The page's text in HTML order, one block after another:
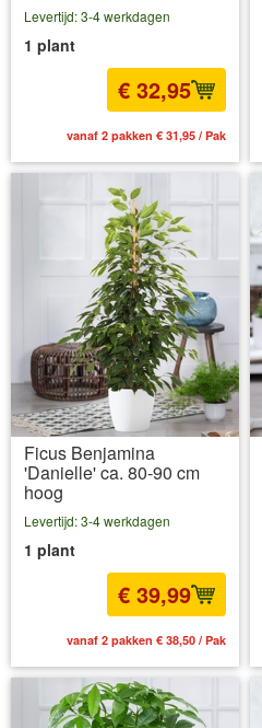
Levertijd: 3-4 werkdagen
1 plant
€ 32,95
vanaf 2 pakken € 31,95 / Pak
Ficus Benjamina
'Danielle' ca. 80-90 cm
hoog
Levertijd: 3-4 werkdagen
1 plant
€ 39,99
vanaf 2 pakken € 38,50 / Pak